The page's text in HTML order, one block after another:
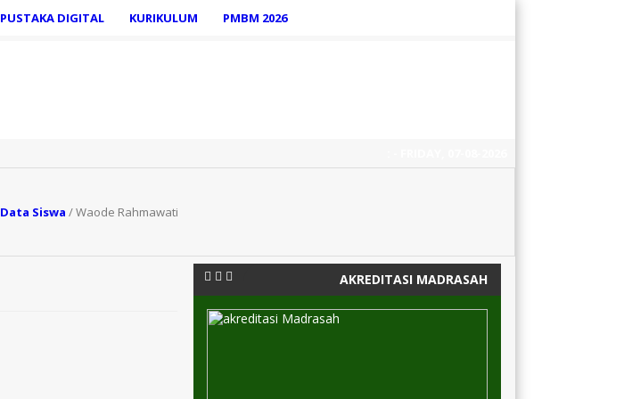
PUSTAKA DIGITAL KURIKULUM PMBM 2026
Data Siswa /Waode Rahmawati
AKREDITASI MADRASAH